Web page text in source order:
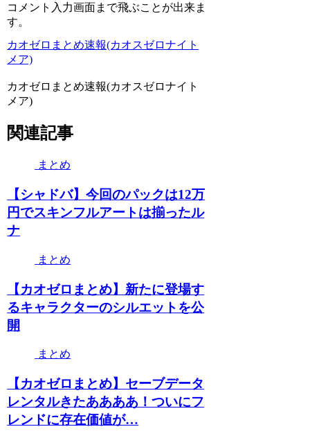
コメント入力画面まで飛ぶことが出来ま
す。
カオゼロまとめ速報(カオスゼロナイト
メア)
カオゼロまとめ速報(カオスゼロナイト
メア)
関連記事
まとめ
【シャドバ】今回のパックは12万
円でスキンフルアートは揃ったル
ナ
まとめ
【カオゼロまとめ】新たに登場す
るキャラクターのシルエットを公
開
まとめ
【カオゼロまとめ】セーブデータ
レンタルきたああああ！ついにフ
レンドに存在価値が…